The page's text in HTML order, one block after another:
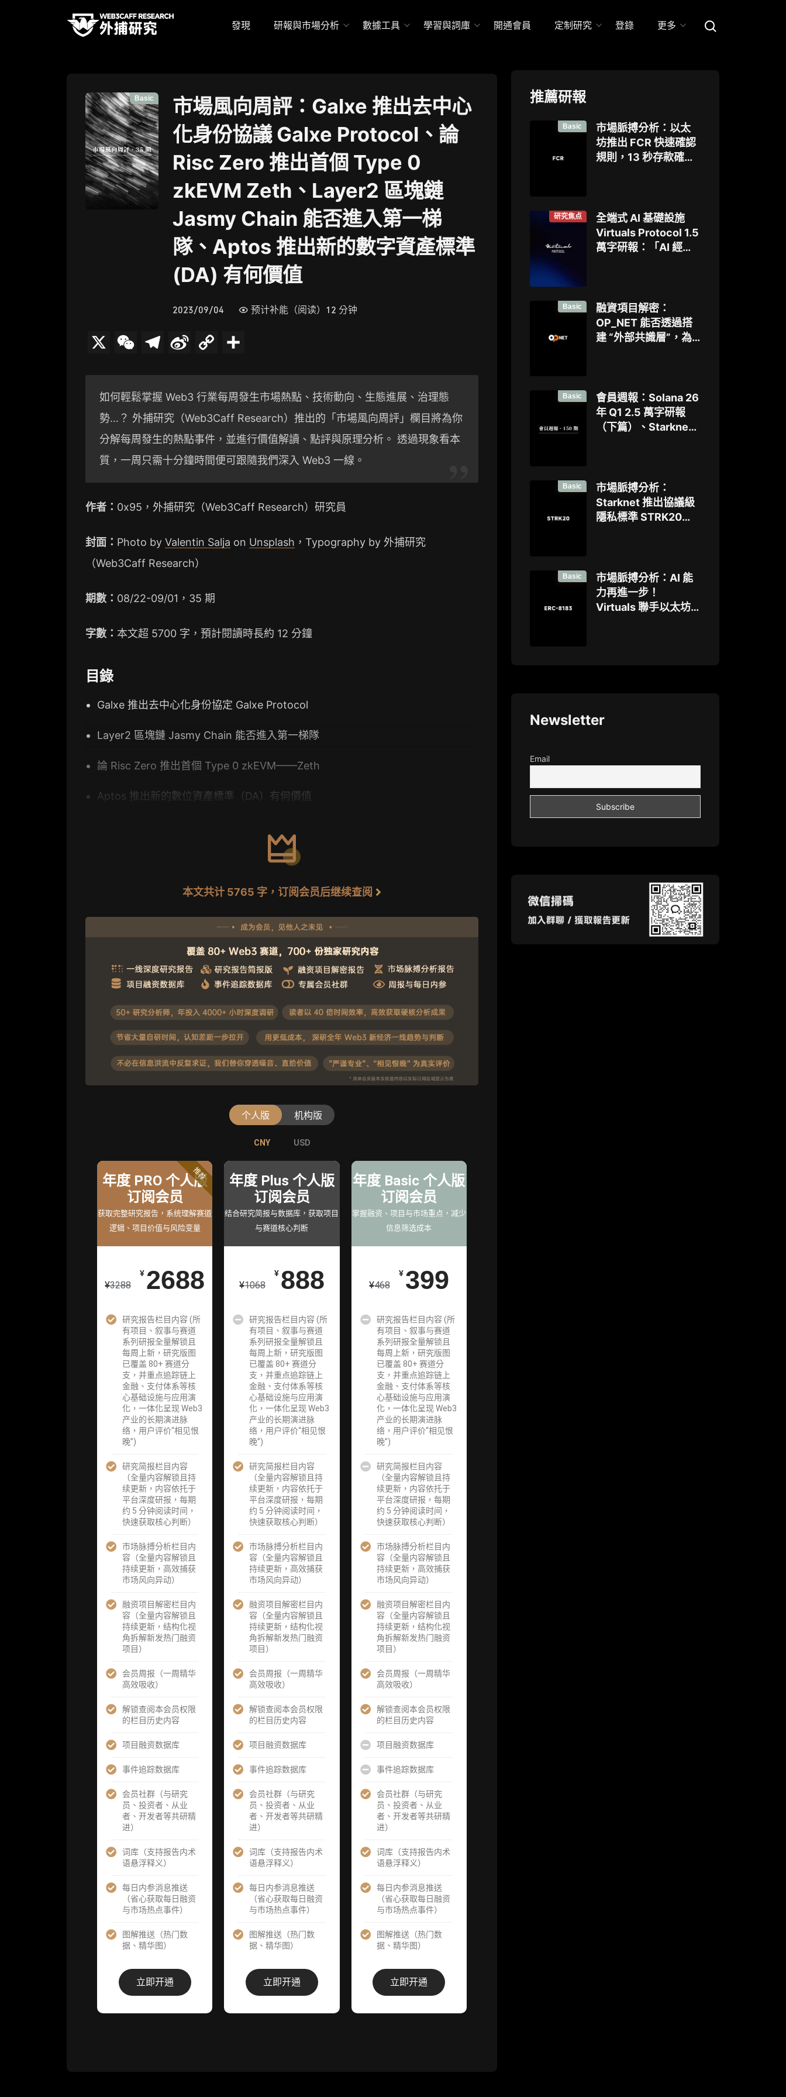
發現 研報與市場分析 數據工具 學習與詞庫 開通會員 定制研究 登錄 更多
Basic
市場風向周評：Galxe 推出去中心
化身份協議 Galxe Protocol、論
Risc Zero 推出首個 Type 0
zkEVM Zeth、Layer2 區塊鏈
Jasmy Chain 能否進入第一梯
隊、Aptos 推出新的數字資產標準
(DA) 有何價值
2023/09/04 预计补能（阅读）12 分钟
W
a
t
g
W
e
i
如何輕鬆掌握 Web3 行業每周發生市場熱點、技術動向、生態進展、治理態
勢…？ 外捕研究（Web3Caff Research）推出的「市場風向周評」欄目將為你
分解每周發生的熱點事件，並進行價值解讀、點評與原理分析。 透過現象看本
質，一周只需十分鐘時間便可跟隨我們深入 Web3 一線。
作者： 0x95，外捕研究（Web3Caff Research）研究員
封面： Photo by Valentin Salja on Unsplash ，Typography by 外捕研究
（Web3Caff Research）
期數： 08/22-09/01，35 期
字數： 本文超 5700 字，預計閱讀時長約 12 分鐘
目錄
Galxe 推出去中心化身份協定 Galxe Protocol
Layer2 區塊鏈 Jasmy Chain 能否進入第一梯隊
論 Risc Zero 推出首個 Type 0 zkEVM——Zeth
Aptos 推出新的數位資產標準（DA）有何價值
本文共计 5765 字，订阅会员后继续查阅
个人版 机构版
CNY USD
年度 PRO 个人版
订阅会员
获取完整研究报告，系统理解赛道
逻辑、项目价值与风险变量
¥3288
¥ 2688
研究报告栏目内容 (所
有项目、叙事与赛道
系列研报全量解锁且
每周上新，研究版图
已覆盖 80+ 赛道分
支，并重点追踪链上
金融、支付体系等核
心基础设施与应用演
化，一体化呈现 Web3
产业的长期演进脉
络，用户评价“相见恨
晚”)
研究简报栏目内容
（全量内容解锁且持
续更新，内容依托于
平台深度研报，每期
约 5 分钟阅读时间，
快速获取核心判断）
市场脉搏分析栏目内
容（全量内容解锁且
持续更新，高效捕获
市场风向异动）
融资项目解密栏目内
容（全量内容解锁且
持续更新，结构化视
角拆解新发热门融资
项目）
会员周报（一周精华
高效吸收）
解锁查阅本会员权限
的栏目历史内容
项目融资数据库
事件追踪数据库
会员社群（与研究
员、投资者、从业
者、开发者等共研精
进）
词库（支持报告内术
语悬浮释义）
每日内参消息推送
（省心获取每日融资
与市场热点事件）
图解推送（热门数
据、精华图）
立即开通
推荐
年度 Plus 个人版
订阅会员
结合研究简报与数据库，获取项目
与赛道核心判断
¥1068
¥ 888
研究报告栏目内容 (所
有项目、叙事与赛道
系列研报全量解锁且
每周上新，研究版图
已覆盖 80+ 赛道分
支，并重点追踪链上
金融、支付体系等核
心基础设施与应用演
化，一体化呈现 Web3
产业的长期演进脉
络，用户评价“相见恨
晚”)
研究简报栏目内容
（全量内容解锁且持
续更新，内容依托于
平台深度研报，每期
约 5 分钟阅读时间，
快速获取核心判断）
市场脉搏分析栏目内
容（全量内容解锁且
持续更新，高效捕获
市场风向异动）
融资项目解密栏目内
容（全量内容解锁且
持续更新，结构化视
角拆解新发热门融资
项目）
会员周报（一周精华
高效吸收）
解锁查阅本会员权限
的栏目历史内容
项目融资数据库
事件追踪数据库
会员社群（与研究
员、投资者、从业
者、开发者等共研精
进）
词库（支持报告内术
语悬浮释义）
每日内参消息推送
（省心获取每日融资
与市场热点事件）
图解推送（热门数
据、精华图）
立即开通
年度 Basic 个人版
订阅会员
掌握融资、项目与市场重点，减少
信息筛选成本
¥468
¥ 399
研究报告栏目内容 (所
有项目、叙事与赛道
系列研报全量解锁且
每周上新，研究版图
已覆盖 80+ 赛道分
支，并重点追踪链上
金融、支付体系等核
心基础设施与应用演
化，一体化呈现 Web3
产业的长期演进脉
络，用户评价“相见恨
晚”)
研究简报栏目内容
（全量内容解锁且持
续更新，内容依托于
平台深度研报，每期
约 5 分钟阅读时间，
快速获取核心判断）
市场脉搏分析栏目内
容（全量内容解锁且
持续更新，高效捕获
市场风向异动）
融资项目解密栏目内
容（全量内容解锁且
持续更新，结构化视
角拆解新发热门融资
项目）
会员周报（一周精华
高效吸收）
解锁查阅本会员权限
的栏目历史内容
项目融资数据库
事件追踪数据库
会员社群（与研究
员、投资者、从业
者、开发者等共研精
进）
词库（支持报告内术
语悬浮释义）
每日内参消息推送
（省心获取每日融资
与市场热点事件）
图解推送（热门数
据、精华图）
立即开通
CNY USD
机构标准年
度服务会员
获取机构级研究与基础服
务
26800
企业多账号
(3 席位，若
需增加席位请
联系客服)
机构增强研究
包（在每期研
报基础上，进
一步提供一页
纸格局图、机
构视角附录、
结构化数据集
与定向持续追
踪数据库，将
研报内容沉淀
为可复用、可
复核、可持续
追踪的机构级
研究资产）
定制化研究服
务（1次，课
题/选题经审
核通过后，由
业内享有盛誉
的研究团队为
你开展专项研
究，并交付一
份完整研究报
告）
重点研究方向
前瞻栏目（获
项目及研究方
向预告，提前
了解核心观察
究计划）
提前获取研报
权（ 3 次，官
方发布研报预
告后可根据请
求领先市场以
提前解锁）
分析师 1 对 1
沟通（1 小
时，话题需审
核）
分析师专属答
疑服务（3 次
提问，话题需
审核）
查阅分析师答
疑精华汇总栏
目（精选高价
标准版
机构高级年
度服务会员
获得专业团队定制研究支
¥ 59800
企业多账号
(3 席位，若
需增加席位请
联系客服)
机构增强研究
包（在每期研
报基础上，进
一步提供一页
纸格局图、机
构视角附录、
结构化数据集
与定向持续追
踪数据库，将
研报内容沉淀
为可复用、可
复核、可持续
追踪的机构级
研究资产）
定制化研究服
务（1次，课
题/选题经审
核通过后，由
业内享有盛誉
的研究团队为
你开展专项研
究，并交付一
份完整研究报
重点研究方向
前瞻栏目（获
项目及研究方
向预告，提前
了解核心观察
变量与后续研
究计划）
提前获取研报
权（ 6 次，官
方发布研报预
告后可根据请
求领先市场以
提前解锁）
分析师 1 对 1
沟通（1 小
时，话题需审
核）
分析师专属答
疑服务（3 次
提问，话题需
查阅分析师答
疑精华汇总栏
目（精选高价
高级版
机构专业年
度服务会员
增强研判深度，获得分析
¥ 98000
企业多账号
(5 席位，若
需增加席位请
联系客服)
机构增强研究
包（在每期研
报基础上，进
一步提供一页
纸格局图、机
构视角附录、
与定向持续追
踪数据库，将
研报内容沉淀
为可复用、可
复核、可持续
追踪的机构级
研究资产）​
定制化研究服
务（1次，课
题/选题经审
业内享有盛誉
的研究团队为
你开展专项研
究，并交付一
份完整研究报
重点研究方向
项目及研究方
向预告，提前
提前获取研报
权（不限次，
官方发布研报
预告后可根据
请求领先市场
分析师 1 对 1
时，话题需审
核）
疑服务（6 次
提问，话题需
查阅分析师答
疑精华汇总栏
目（精选高价
专业版
机构旗舰年
度服务会员
深度洞察支持，满足高阶
研究
¥
129800
企业多账号
(6 席位，若
需增加席位请
联系客服)
机构增强研究
包（在每期研
报基础上，进
一步提供一页
纸格局图、机
结构化数据集
与定向持续追
踪数据库，将
研报内容沉淀
为可复用、可
复核、可持续
追踪的机构级
定制化研究服
务（2次，课
题/选题经审
业内享有盛誉
的研究团队为
你开展专项研
究，并交付两
份完整研究报
重点研究方向
前瞻栏目（获
项目及研究方
向预告，提前
了解核心观察
变量与后续研
究计划）
提前获取研报
权（不限次，
官方发布研报
预告后可根据
分析师 1 对 1
时，话题需审
核）
疑服务（10
次提问，话题
需审核）
查阅分析师答
疑精华汇总栏
旗舰版
推薦研報
Basic
市場脈搏分析：以太
坊推出 FCR 快速確認
規則，13 秒存款確認
研究焦点
全端式 AI 基礎設施
Virtuals Protocol 1.5
萬字研報：「AI 經濟
專案背景、技術架
構、經濟模型、生態
格局與未來挑戰
Basic
融資項目解密：
OP_NET 能否透過搭
建 “外部共識層”，為
Basic
會員週報：Solana 26
年 Q1 2.5 萬字研報
（下篇）、Starknet
團隊推出 ERC-8183
Basic
市場脈搏分析：
Starknet 推出協議級
隱私標準 STRK20，
Basic
市場脈搏分析：AI 能
力再進一步！
Virtuals 聯手以太坊
Newsletter
Email